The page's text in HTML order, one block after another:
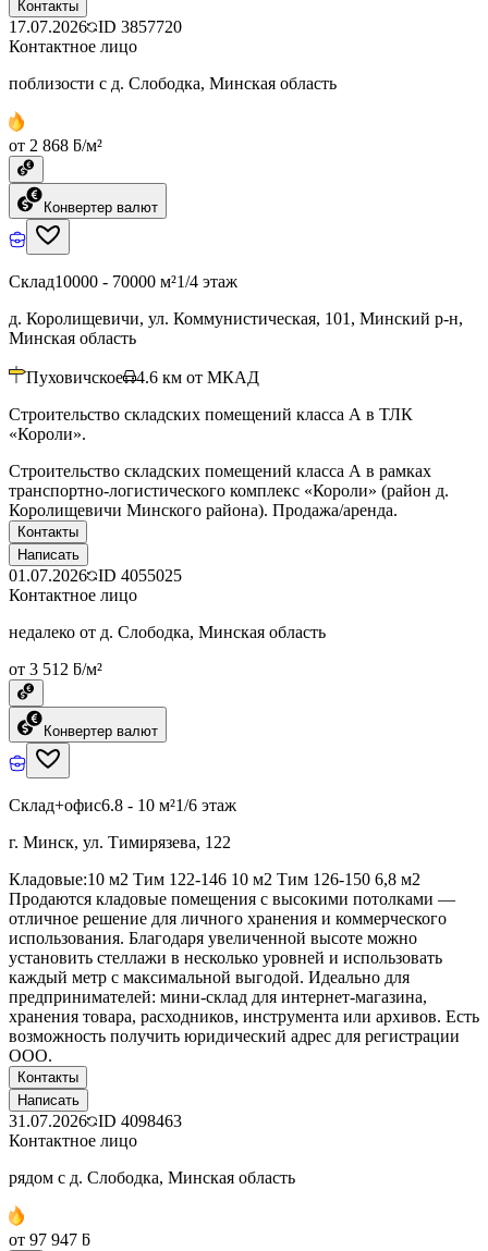
Контакты
17.07.2026 ID 3857720
Контактное лицо
поблизости с д. Слободка, Минская область
от 2 868 ƃ/м²
Конвертер валют
Склад10000 - 70000 м²1/4 этаж
д. Королищевичи, ул. Коммунистическая, 101, Минский р-н,
Минская область
Пуховичское 4.6 км от МКАД
Строительство складских помещений класса А в ТЛК
«Короли».
Строительство складских помещений класса А в рамках
транспортно-логистического комплекс «Короли» (район д.
Королищевичи Минского района). Продажа/аренда.
Контакты
Написать
01.07.2026 ID 4055025
Контактное лицо
недалеко от д. Слободка, Минская область
от 3 512 ƃ/м²
Конвертер валют
Склад+офис6.8 - 10 м²1/6 этаж
г. Минск, ул. Тимирязева, 122
Кладовые:10 м2 Тим 122-146 10 м2 Тим 126-150 6,8 м2
Продаются кладовые помещения с высокими потолками —
отличное решение для личного хранения и коммерческого
использования. Благодаря увеличенной высоте можно
установить стеллажи в несколько уровней и использовать
каждый метр с максимальной выгодой. Идеально для
предпринимателей: мини-склад для интернет-магазина,
хранения товара, расходников, инструмента или архивов. Есть
возможность получить юридический адрес для регистрации
ООО.
Контакты
Написать
31.07.2026 ID 4098463
Контактное лицо
рядом с д. Слободка, Минская область
от 97 947 ƃ